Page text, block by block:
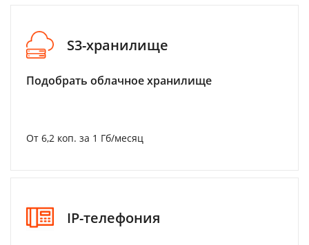
S3-хранилище
Подобрать облачное хранилище
От 6,2 коп. за 1 Гб/месяц
IP-телефония